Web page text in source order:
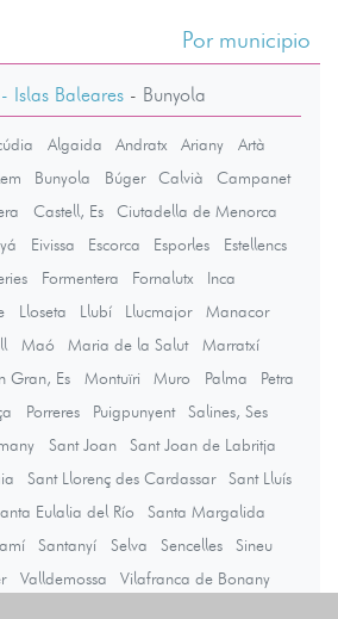
Por municipio
- Islas Baleares - Bunyola
Algaida Andratx Ariany
Artà
Bunyola Búger Calvià
Campanet
Castell, Es
Ciutadella de Menorca
Eivissa Escorca Esporles
Estellencs
Formentera Fornalutx
Inca
Lloseta Llubí Llucmajor
Manacor
Maó Maria de la Salut
Marratxí
Gran, Es Montuïri Muro Palma
Petra
Porreres Puigpunyent
Salines, Ses
Sant Joan
Sant Joan de Labritja
Sant Llorenç des Cardassar
Sant Lluís
Eulalia del Río
Santa Margalida
Santanyí Selva Sencelles
Sineu
Valldemossa Vilafranca de Bonany